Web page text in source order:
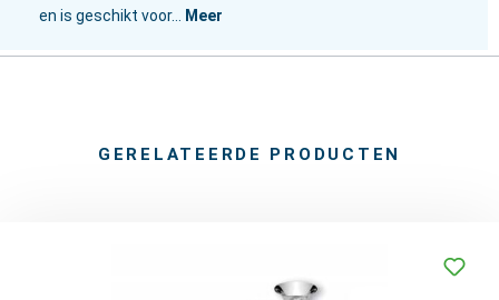
en is geschikt voor…
Meer
GERELATEERDE PRODUCTEN